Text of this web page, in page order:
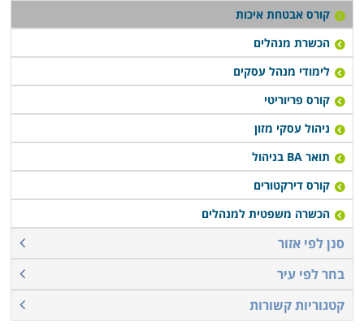
קורס אבטחת איכות
הכשרת מנהלים
לימודי מנהל עסקים
קורס פריוריטי
ניהול עסקי מזון
תואר BA בניהול
קורס דירקטורים
הכשרה משפטית למנהלים
סנן לפי אזור
בחר לפי עיר
קטגוריות קשורות